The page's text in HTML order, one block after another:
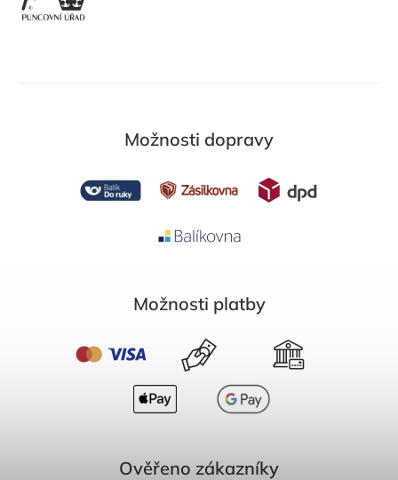
Možnosti dopravy
Možnosti platby
Ověřeno zákazníky